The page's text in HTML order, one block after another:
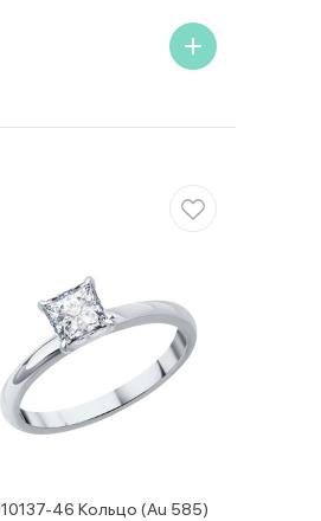
46 Кольцо (Au 585)